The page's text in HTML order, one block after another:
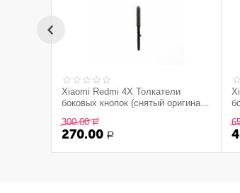
Xiaomi Redmi 4X Толкатели
боковых кнопок (снятый оригинал)
300.00 Р
270.00 Р